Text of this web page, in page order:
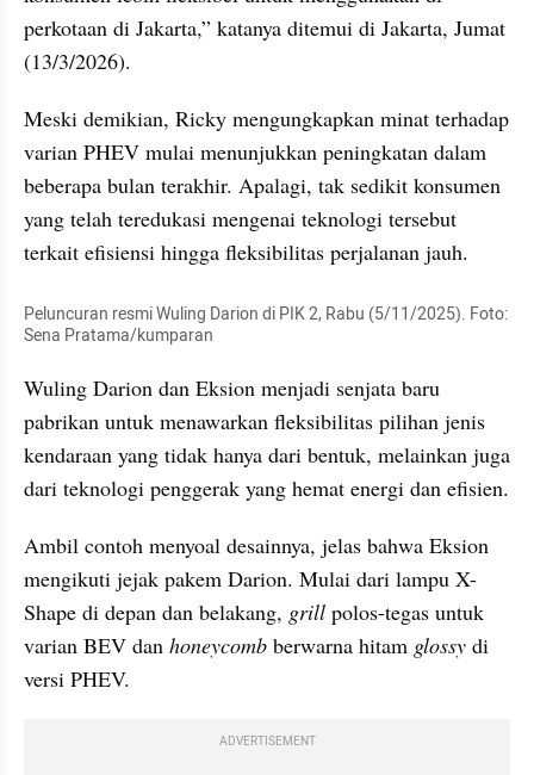
perkotaan di Jakarta,” katanya ditemui di Jakarta, Jumat
(13/3/2026).
Meski demikian, Ricky mengungkapkan minat terhadap
varian PHEV mulai menunjukkan peningkatan dalam
beberapa bulan terakhir. Apalagi, tak sedikit konsumen
yang telah teredukasi mengenai teknologi tersebut
terkait efisiensi hingga fleksibilitas perjalanan jauh.
Peluncuran resmi Wuling Darion di PIK 2, Rabu (5/11/2025). Foto:
Sena Pratama/kumparan
Wuling Darion dan Eksion menjadi senjata baru
pabrikan untuk menawarkan fleksibilitas pilihan jenis
kendaraan yang tidak hanya dari bentuk, melainkan juga
dari teknologi penggerak yang hemat energi dan efisien.
Ambil contoh menyoal desainnya, jelas bahwa Eksion
mengikuti jejak pakem Darion. Mulai dari lampu X-
Shape di depan dan belakang, grill polos-tegas untuk
varian BEV dan honeycomb berwarna hitam glossy di
versi PHEV.
ADVERTISEMENT